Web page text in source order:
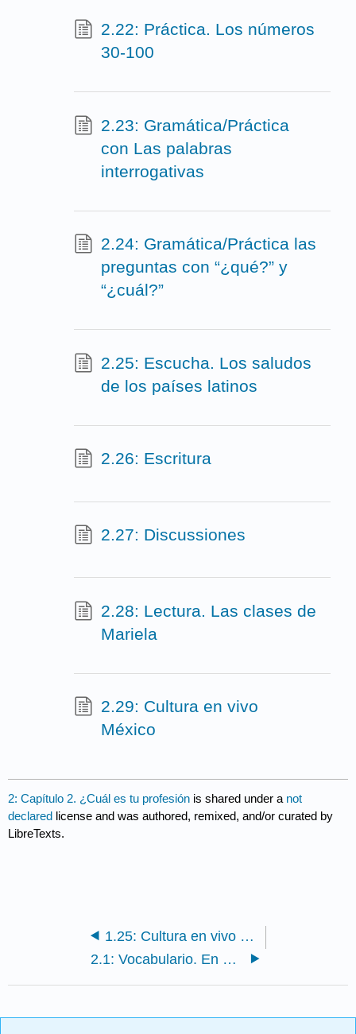
2.22: Práctica. Los números
30-100
2.23: Gramática/Práctica
con Las palabras
interrogativas
2.24: Gramática/Práctica las
preguntas con “¿qué?” y
“¿cuál?”
2.25: Escucha. Los saludos
de los países latinos
2.26: Escritura
2.27: Discussiones
2.28: Lectura. Las clases de
Mariela
2.29: Cultura en vivo
México
2: Capítulo 2. ¿Cuál es tu profesión is shared under a not
declared license and was authored, remixed, and/or curated by
LibreTexts.
1.25: Cultura en vivo Mexicali y El centro
2.1: Vocabulario. En el salón de clases